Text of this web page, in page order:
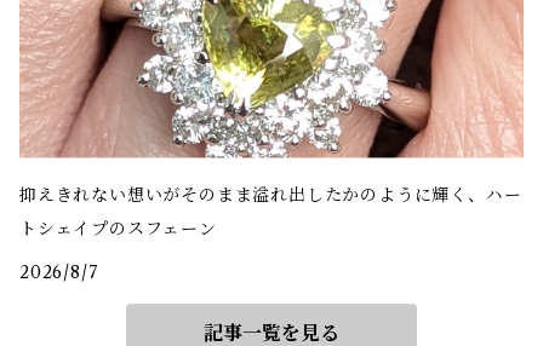
抑えきれない想いがそのまま溢れ出したかのように輝く、ハー
トシェイプのスフェーン
2026/8/7
記事一覧を見る